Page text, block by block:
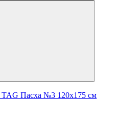
TAG Пасха №3 120x175 см